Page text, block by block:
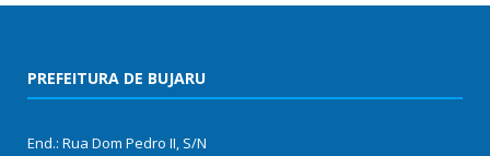
PREFEITURA DE BUJARU
End.: Rua Dom Pedro II, S/N